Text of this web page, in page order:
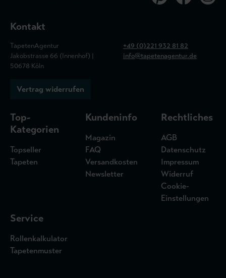
Kontakt
TapetenAgentur
Jakobstrasse 66 (Innenhof) |
50678 Köln
+49 (0)221 932 81 82
info@tapetenagentur.de
Vertrag widerrufen
Top-
Kategorien
Topseller
Tapeten
Kundeninfo
Magazin
FAQ
Versandkosten
Newsletter
Rechtliches
AGB
Datenschutz
Impressum
Widerruf
Cookie-
Einstellungen
Service
Rollenkalkulator
Tapetenmuster